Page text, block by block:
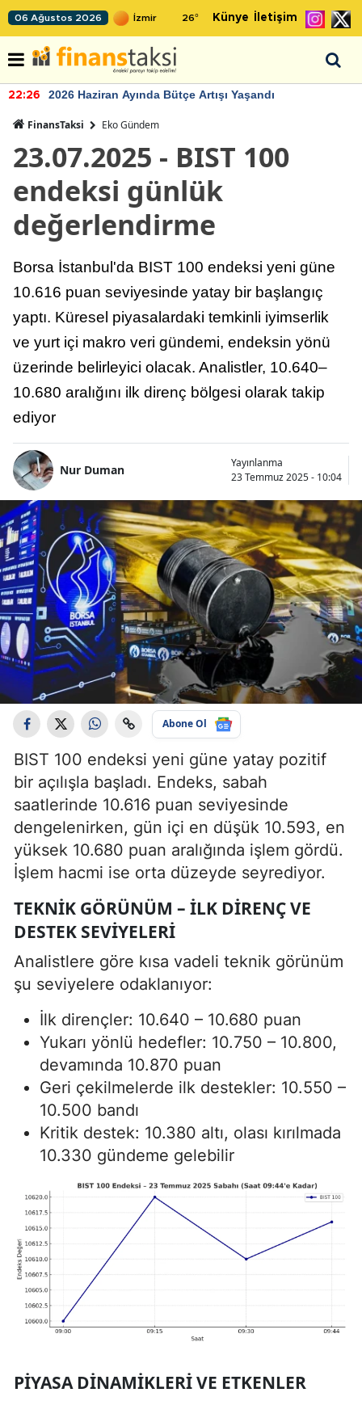
06 Ağustos 2026 26° Künye İletişim
22:26 2026 Haziran Ayında Bütçe Artışı Yaşandı
FinansTaksi Eko Gündem
23.07.2025 - BIST 100
endeksi günlük
değerlendirme
Borsa İstanbul'da BIST 100 endeksi yeni güne
10.616 puan seviyesinde yatay bir başlangıç
yaptı. Küresel piyasalardaki temkinli iyimserlik
ve yurt içi makro veri gündemi, endeksin yönü
üzerinde belirleyici olacak. Analistler, 10.640–
10.680 aralığını ilk direnç bölgesi olarak takip
ediyor
Nur Duman
Yayınlanma
23 Temmuz 2025 - 10:04
Abone Ol
BIST 100 endeksi yeni güne yatay pozitif
bir açılışla başladı. Endeks, sabah
saatlerinde 10.616 puan seviyesinde
dengelenirken, gün içi en düşük 10.593, en
yüksek 10.680 puan aralığında işlem gördü.
İşlem hacmi ise orta düzeyde seyrediyor.
TEKNIK GÖRÜNÜM – İLK DIRENÇ VE
DESTEK SEVIYELERI
Analistlere göre kısa vadeli teknik görünüm
şu seviyelere odaklanıyor:
İlk dirençler: 10.640 – 10.680 puan
Yukarı yönlü hedefler: 10.750 – 10.800,
devamında 10.870 puan
Geri çekilmelerde ilk destekler: 10.550 –
10.500 bandı
Kritik destek: 10.380 altı, olası kırılmada
10.330 gündeme gelebilir
PIYASA DINAMIKLERI VE ETKENLER